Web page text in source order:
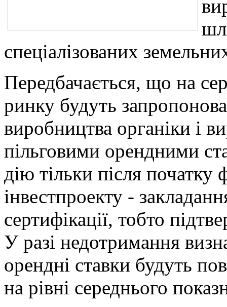
спеціалізованих
Передбачається, що на
ринку будуть
виробництва органіки і
пільговими орендними
дію тільки після початку
інвестпроекту -
сертифікації, тобто
У разі недотримання
орендні ставки будуть
на рівні середнього